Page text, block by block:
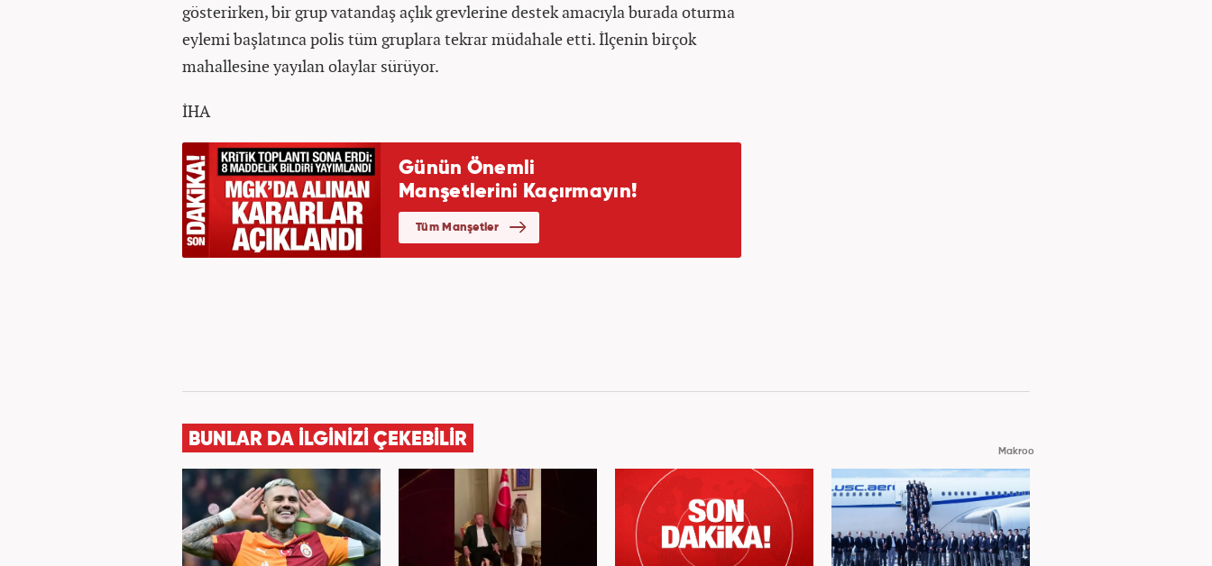
gösterirken, bir grup vatandaş açlık grevlerine destek amacıyla burada oturma
eylemi başlatınca polis tüm gruplara tekrar müdahale etti. İlçenin birçok
mahallesine yayılan olaylar sürüyor.
İHA
BUNLAR DA İLGİNİZİ ÇEKEBİLİR
Makroo